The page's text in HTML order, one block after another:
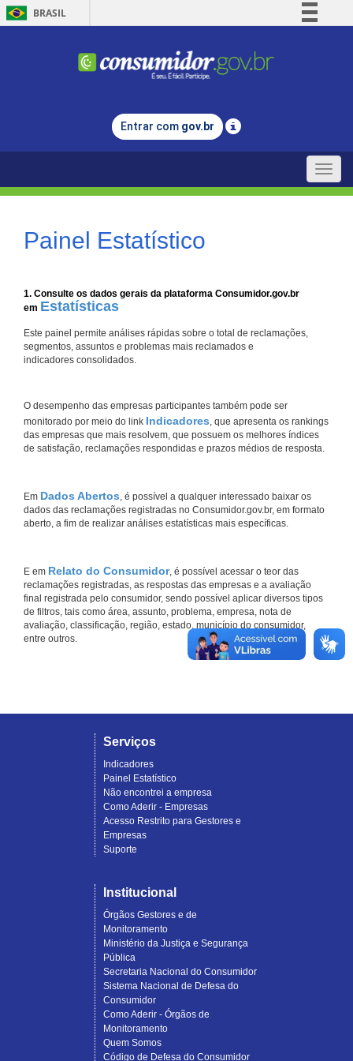
BRASIL
Comunica BR
Legislação
Entrar com gov.br
Toggle
Painel Estatístico
1. Consulte os dados gerais da plataforma Consumidor.gov.br
em Estatísticas
Este painel permite análises rápidas sobre o total de reclamações,
segmentos, assuntos e problemas mais reclamados e
indicadores consolidados.
O desempenho das empresas participantes também pode ser
monitorado por meio do link Indicadores, que apresenta os rankings
das empresas que mais resolvem, que possuem os melhores índices
de satisfação, reclamações respondidas e prazos médios de resposta.
Em Dados Abertos, é possível a qualquer interessado baixar os
dados das reclamações registradas no Consumidor.gov.br, em formato
aberto, a fim de realizar análises estatísticas mais específicas.
E em Relato do Consumidor, é possível acessar o teor das
reclamações registradas, as respostas das empresas e a avaliação
final registrada pelo consumidor, sendo possível aplicar diversos tipos
de filtros, tais como área, assunto, problema, empresa, nota de
avaliação, classificação, região, estado, município do consumidor,
entre outros.
Serviços
Indicadores
Painel Estatístico
Não encontrei a empresa
Como Aderir - Empresas
Acesso Restrito para Gestores e
Empresas
Suporte
Institucional
Órgãos Gestores e de
Monitoramento
Ministério da Justiça e Segurança
Pública
Secretaria Nacional do Consumidor
Sistema Nacional de Defesa do
Consumidor
Como Aderir - Órgãos de
Monitoramento
Quem Somos
Código de Defesa do Consumidor